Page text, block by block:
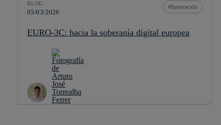
BLOG
05/03/2026
Innovación
EURO-3C: hacia la soberanía digital europea